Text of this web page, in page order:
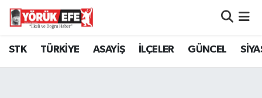
STK TÜRKİYE ASAYİŞ İLÇELER GÜNCEL
Aydın Nöbetçi Eczaneler